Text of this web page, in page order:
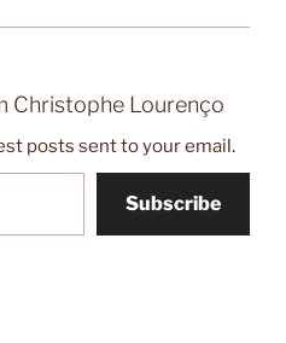
Christophe Lourenço
posts sent to your email.
Subscribe